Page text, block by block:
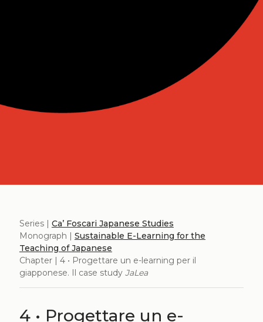
Series | Ca’ Foscari Japanese Studies
Monograph | Sustainable E-Learning for the
Teaching of Japanese
Chapter | 4 • Progettare un e-learning per il
giapponese. Il case study JaLea
4 • Progettare un e-